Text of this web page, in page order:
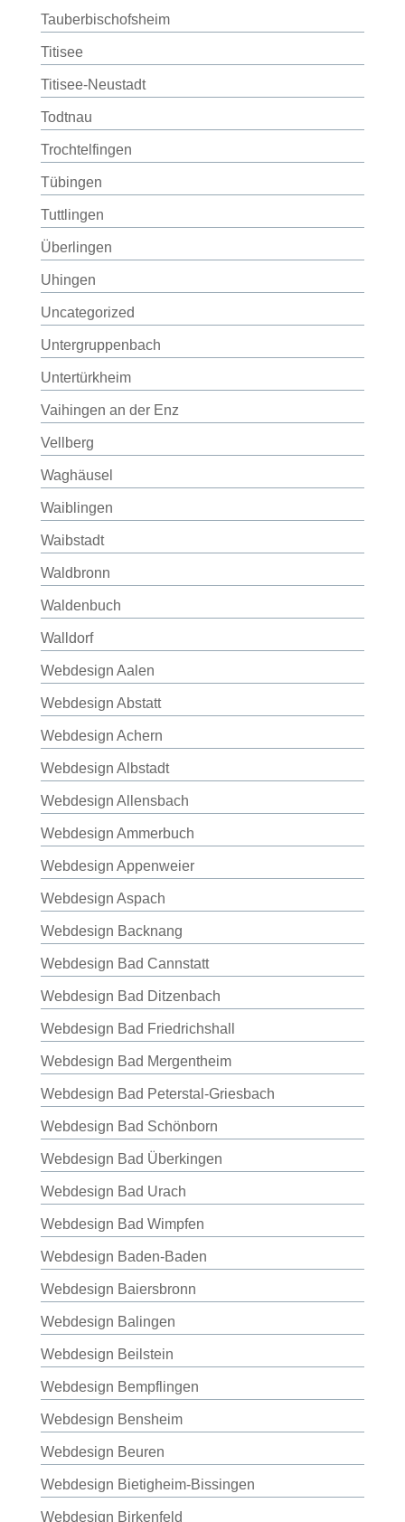
Tauberbischofsheim
Titisee
Titisee-Neustadt
Todtnau
Trochtelfingen
Tübingen
Tuttlingen
Überlingen
Uhingen
Uncategorized
Untergruppenbach
Untertürkheim
Vaihingen an der Enz
Vellberg
Waghäusel
Waiblingen
Waibstadt
Waldbronn
Waldenbuch
Walldorf
Webdesign Aalen
Webdesign Abstatt
Webdesign Achern
Webdesign Albstadt
Webdesign Allensbach
Webdesign Ammerbuch
Webdesign Appenweier
Webdesign Aspach
Webdesign Backnang
Webdesign Bad Cannstatt
Webdesign Bad Ditzenbach
Webdesign Bad Friedrichshall
Webdesign Bad Mergentheim
Webdesign Bad Peterstal-Griesbach
Webdesign Bad Schönborn
Webdesign Bad Überkingen
Webdesign Bad Urach
Webdesign Bad Wimpfen
Webdesign Baden-Baden
Webdesign Baiersbronn
Webdesign Balingen
Webdesign Beilstein
Webdesign Bempflingen
Webdesign Bensheim
Webdesign Beuren
Webdesign Bietigheim-Bissingen
Webdesign Birkenfeld